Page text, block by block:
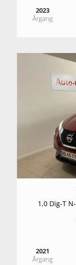
2023
Årgang
1,0 Dig-T
2021
Årgang